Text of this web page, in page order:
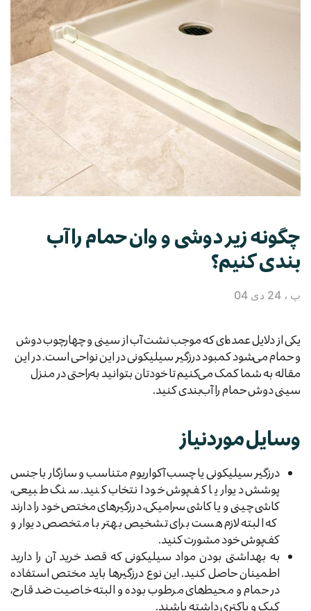
چگونه زیر دوشی و وان حمام را آب
بندی کنیم؟
پ ، 24 دی 04
یکی از دلایل عمده‌ای که موجب نشت آب از سینی و چهارچوب دوش
و حمام می‌شود کمبود درزگیر سیلیکونی در این نواحی است. در این
مقاله به شما کمک می‌کنیم تا خودتان بتوانید به‌راحتی در منزل
سینی دوش حمام را آب‌بندی کنید.
وسایل موردنیاز
درزگیر سیلیکونی یا چسب آکواریوم متناسب و سازگار با جنس
پوشش دیوار یا کف‌پوش خود انتخاب کنید. سنگ طبیعی،
کاشی چینی و یا کاشی سرامیکی، درزگیرهای مختص خود را دارند
که البته لازم هست برای تشخیص بهتر با متخصص دیوار و
کف‌پوش خود مشورت کنید.
به بهداشتی بودن مواد سیلیکونی که قصد خرید آن را دارید
اطمینان حاصل کنید. این نوع درزگیرها باید مختص استفاده
در حمام و محیط‌های مرطوب بوده و البته خاصیت ضد قارچ،
کپک و باکتری داشته باشند.